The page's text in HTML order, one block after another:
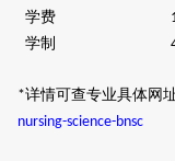
学费
学制
*详情可查专业具体网址
nursing-science-bnsc